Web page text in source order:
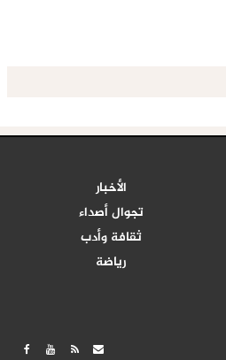
الأخبار
تجوال أصداء
ثقافة وأدب
رياضة